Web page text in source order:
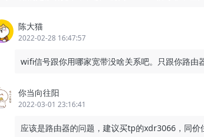
陈大猫
2022-02-28 16:47:57
wifi信号跟你用哪家宽带没啥关系吧。只跟你路由
你当向往阳
2022-03-01 23:16:41
应该是路由器的问题，建议买tp的xdr3066，同价